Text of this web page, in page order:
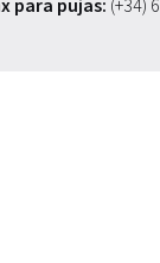
para pujas: (+34)